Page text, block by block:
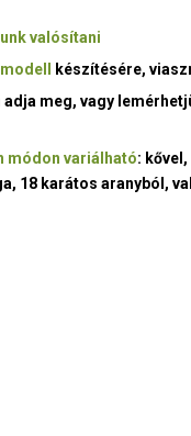
valósítani
készítésére,
meg, vagy
módon variálható:
18 karátos aranyból,